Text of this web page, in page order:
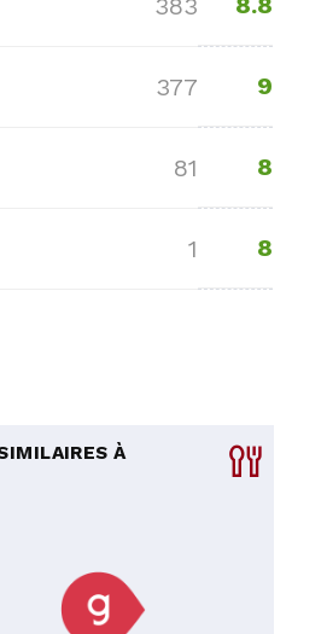
383
377 9
81 8
1 8
À